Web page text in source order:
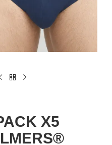
X5